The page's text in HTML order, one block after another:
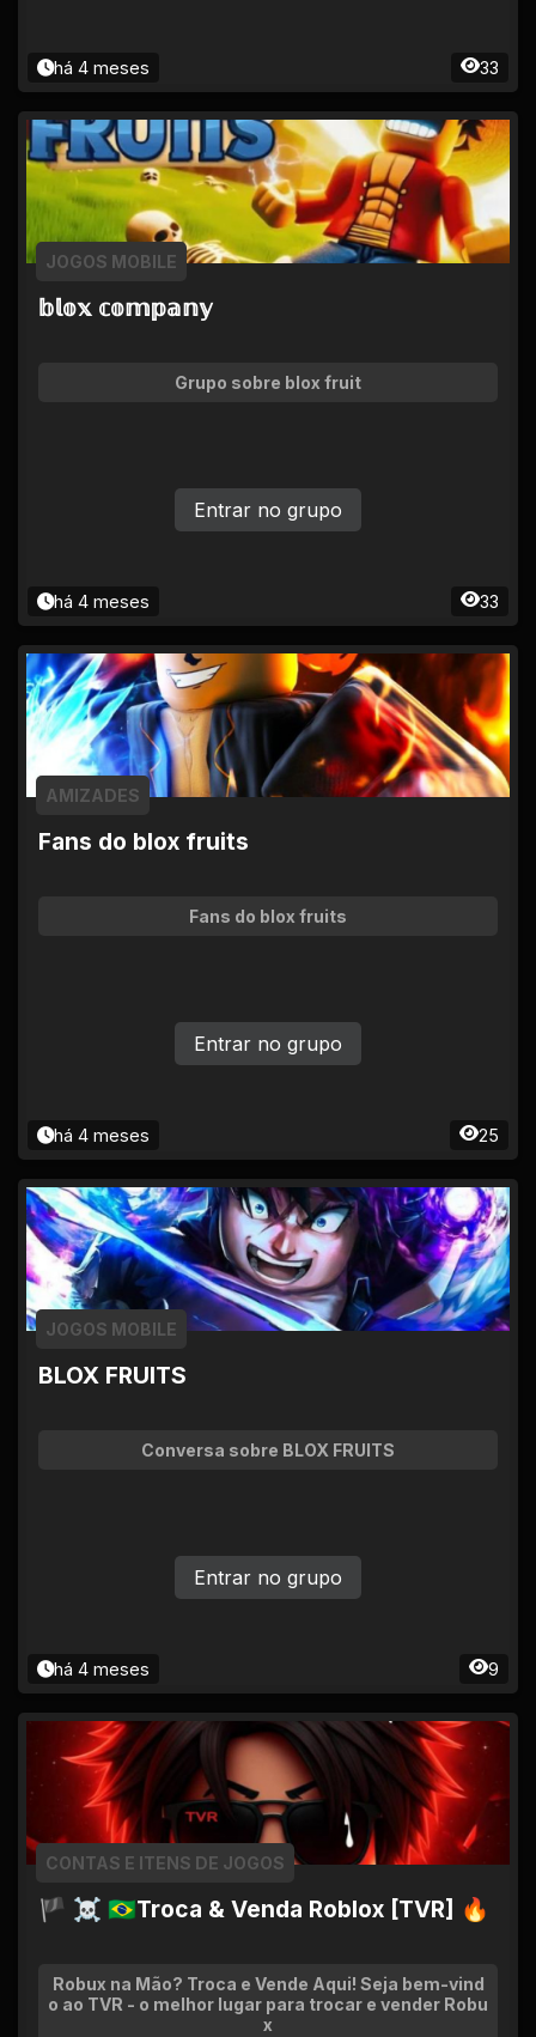
há 4 meses 33
𝕓𝕝𝕠𝕩 𝕔𝕠𝕞𝕡𝕒𝕟𝕪
JOGOS MOBILE
Grupo sobre blox fruit
há 4 meses 33
Entrar no grupo
Fans do blox fruits
AMIZADES
Fans do blox fruits
há 4 meses 25
Entrar no grupo
BLOX FRUITS
JOGOS MOBILE
Conversa sobre BLOX FRUITS
há 4 meses 9
Entrar no grupo
🏴 ☠ 🇧🇷Troca & Venda Roblox [TVR] 🔥
CONTAS E ITENS DE JOGOS
Robux na Mão? Troca e Vende Aqui! Seja bem-vind
o ao TVR - o melhor lugar para trocar e vender Robu
x